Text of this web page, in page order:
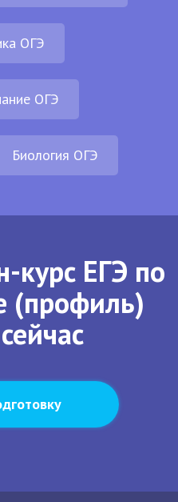
ОГЭ
ОГЭ
Биология ОГЭ
курс ЕГЭ по
(профиль)